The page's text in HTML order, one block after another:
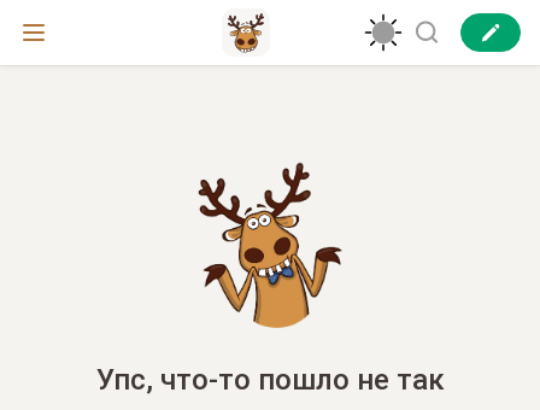
Упс, что-то пошло не так